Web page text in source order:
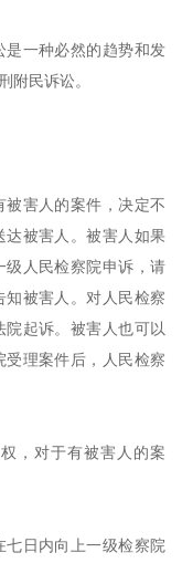
是一种必然的趋势和发
附民诉讼。
害人的案件，决定不
被害人。被害人如果
级人民检察院申诉，请
被害人。对人民检察
起诉。被害人也可以
理案件后，人民检察
，对于有被害人的案
日内向上一级检察院